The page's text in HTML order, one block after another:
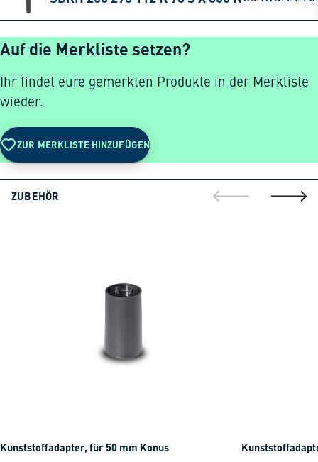
Auf die Merkliste setzen?
Ihr findet eure gemerkten Produkte in der Merkliste
wieder.
ZUR MERKLISTE HINZUFÜGEN
ZUBEHÖR
gehe zur gehe
Kunststoffadapter, für 50 mm Konus